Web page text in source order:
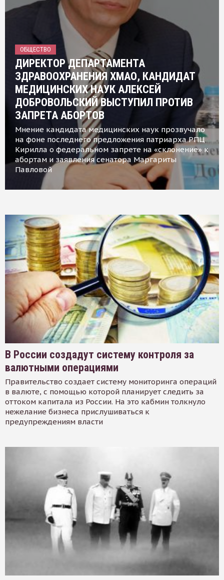
ОБЩЕСТВО
ДИРЕКТОР ДЕПАРТАМЕНТА
ЗДРАВООХРАНЕНИЯ ХМАО, КАНДИДАТ
МЕДИЦИНСКИХ НАУК АЛЕКСЕЙ
ДОБРОВОЛЬСКИЙ ВЫСТУПИЛ ПРОТИВ
ЗАПРЕТА АБОРТОВ
Мнение кандидата медицинских наук прозвучало
на фоне последнего предложения патриарха РПЦ
Кирилла о федеральном запрете на «склонение» к
абортам и заявления сенатора Маргариты
Павловой
В России создадут систему контроля за
валютными операциями
Правительство создает систему мониторинга операций
в валюте, с помощью которой планирует следить за
оттоком капитала из России. На это кабмин толкнуло
нежелание бизнеса прислушиваться к
предупреждениям власти